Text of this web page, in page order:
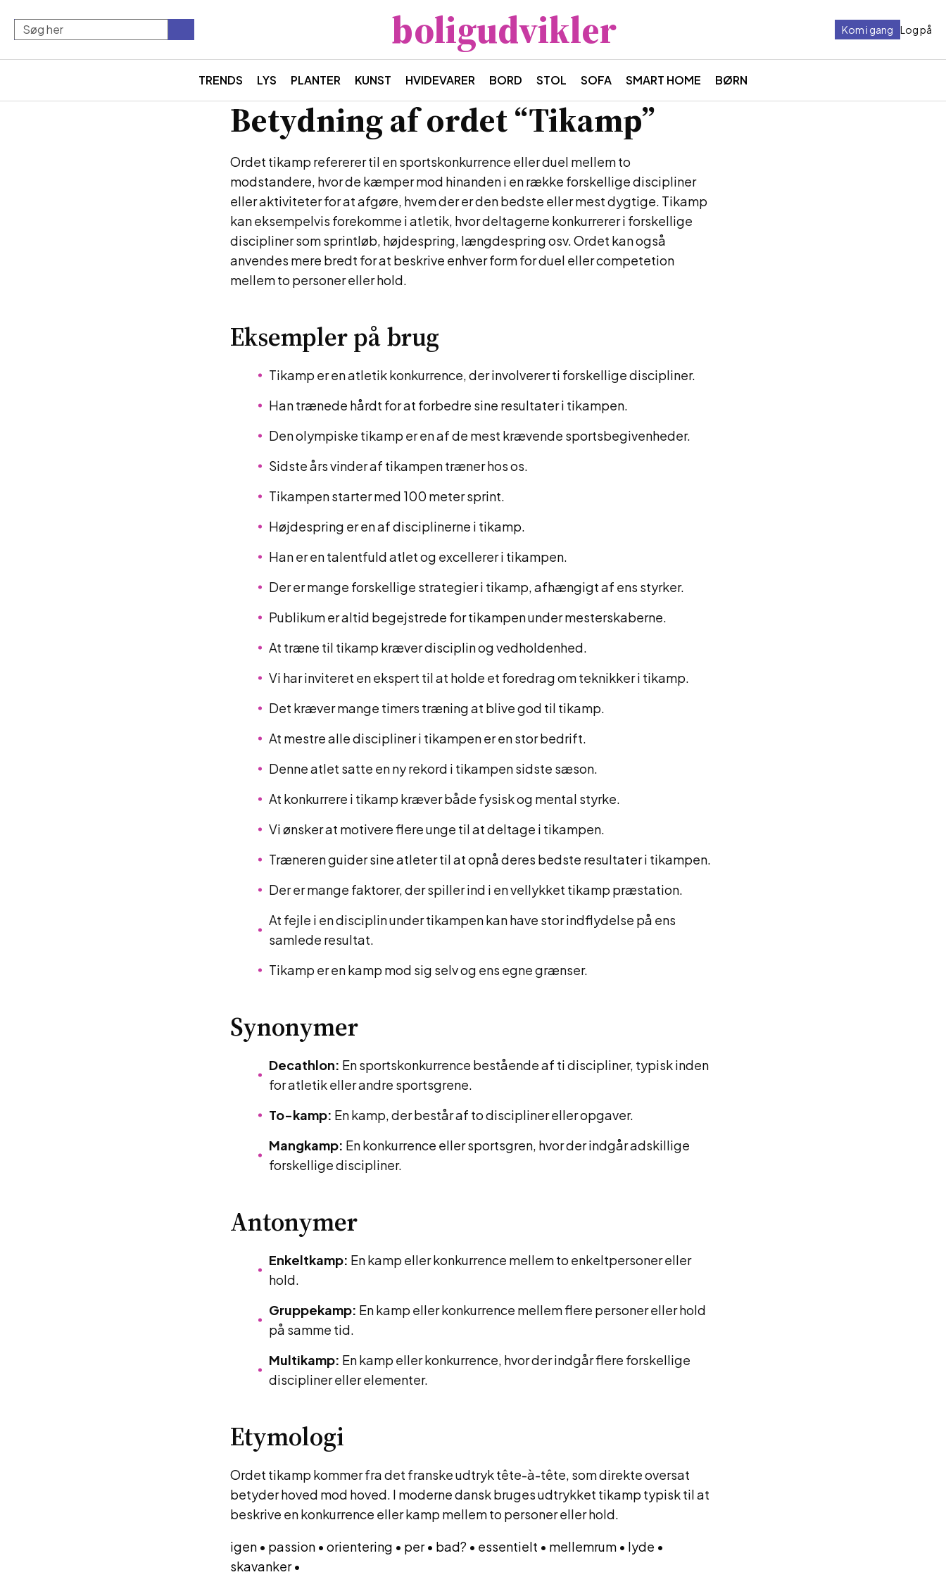
boligudvikler Log på
Kom i gang
TRENDS LYS PLANTER KUNST HVIDEVARER BORD STOL SOFA SMART HOME BØRN
Betydning af ordet “Tikamp”
Ordet tikamp refererer til en sportskonkurrence eller duel mellem to
modstandere, hvor de kæmper mod hinanden i en række forskellige discipliner
eller aktiviteter for at afgøre, hvem der er den bedste eller mest dygtige. Tikamp
kan eksempelvis forekomme i atletik, hvor deltagerne konkurrerer i forskellige
discipliner som sprintløb, højdespring, længdespring osv. Ordet kan også
anvendes mere bredt for at beskrive enhver form for duel eller competetion
mellem to personer eller hold.
Eksempler på brug
Tikamp er en atletik konkurrence, der involverer ti forskellige discipliner.
Han trænede hårdt for at forbedre sine resultater i tikampen.
Den olympiske tikamp er en af de mest krævende sportsbegivenheder.
Sidste års vinder af tikampen træner hos os.
Tikampen starter med 100 meter sprint.
Højdespring er en af disciplinerne i tikamp.
Han er en talentfuld atlet og excellerer i tikampen.
Der er mange forskellige strategier i tikamp, afhængigt af ens styrker.
Publikum er altid begejstrede for tikampen under mesterskaberne.
At træne til tikamp kræver disciplin og vedholdenhed.
Vi har inviteret en ekspert til at holde et foredrag om teknikker i tikamp.
Det kræver mange timers træning at blive god til tikamp.
At mestre alle discipliner i tikampen er en stor bedrift.
Denne atlet satte en ny rekord i tikampen sidste sæson.
At konkurrere i tikamp kræver både fysisk og mental styrke.
Vi ønsker at motivere flere unge til at deltage i tikampen.
Træneren guider sine atleter til at opnå deres bedste resultater i tikampen.
Der er mange faktorer, der spiller ind i en vellykket tikamp præstation.
At fejle i en disciplin under tikampen kan have stor indflydelse på ens
samlede resultat.
Tikamp er en kamp mod sig selv og ens egne grænser.
Synonymer
Decathlon: En sportskonkurrence bestående af ti discipliner, typisk inden
for atletik eller andre sportsgrene.
To-kamp: En kamp, der består af to discipliner eller opgaver.
Mangkamp: En konkurrence eller sportsgren, hvor der indgår adskillige
forskellige discipliner.
Antonymer
Enkeltkamp: En kamp eller konkurrence mellem to enkeltpersoner eller
hold.
Gruppekamp: En kamp eller konkurrence mellem flere personer eller hold
på samme tid.
Multikamp: En kamp eller konkurrence, hvor der indgår flere forskellige
discipliner eller elementer.
Etymologi
Ordet tikamp kommer fra det franske udtryk tête-à-tête, som direkte oversat
betyder hoved mod hoved. I moderne dansk bruges udtrykket tikamp typisk til at
beskrive en konkurrence eller kamp mellem to personer eller hold.
igen • passion • orientering • per• bad? • essentielt • mellemrum • lyde •
skavanker•